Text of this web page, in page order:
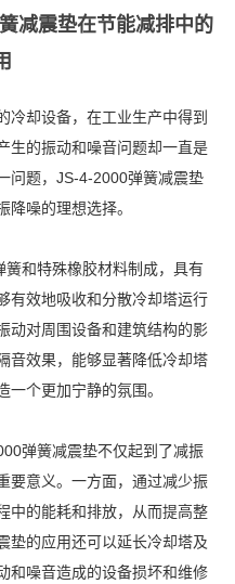
减震垫在节能减排中的
冷却设备，在工业生产中得到
生的振动和噪音问题却一直是
问题，JS-4-2000弹簧减震垫
降噪的理想选择。
和特殊橡胶材料制成，具有
有效地吸收和分散冷却塔运行
动对周围设备和建筑结构的影
音效果，能够显著降低冷却塔
个更加宁静的氛围。
弹簧减震垫不仅起到了减振
要意义。一方面，通过减少振
中的能耗和排放，从而提高整
垫的应用还可以延长冷却塔及
和噪音造成的设备损坏和维修